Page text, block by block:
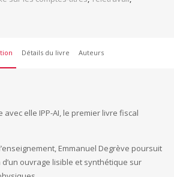
Détails du livre Auteurs
avec elle IPP-AI, le premier livre fiscal
Emmanuel Degrève poursuit
ouvrage lisible et synthétique sur